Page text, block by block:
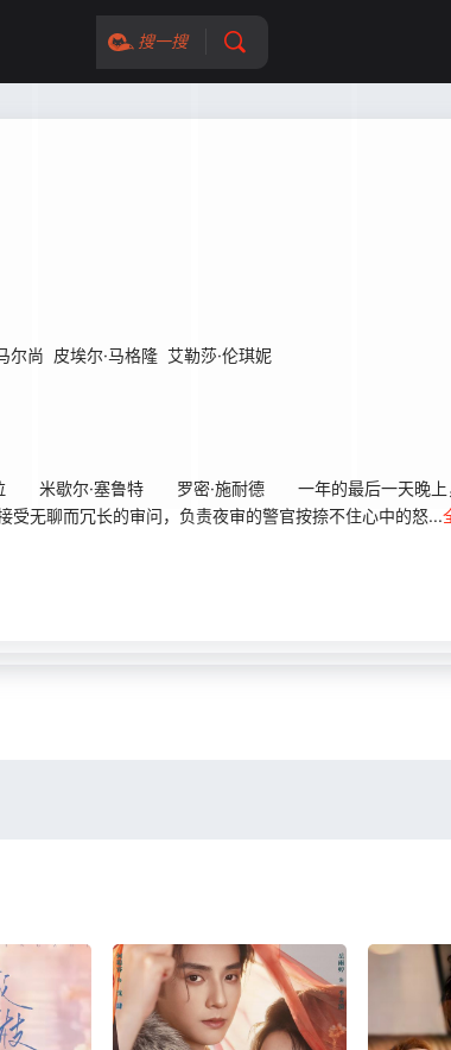
搜一搜
尔尚 皮埃尔·马格隆 艾勒莎·伦琪妮
歇尔·塞鲁特 罗密·施耐德 一年的最后一天晚上，
受无聊而冗长的审问，负责夜审的警官按捺不住心中的怒...